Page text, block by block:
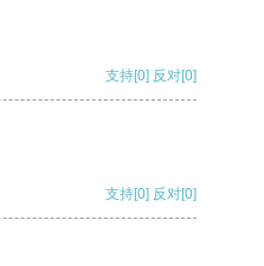
支持[0] 反对[0]
支持[0] 反对[0]